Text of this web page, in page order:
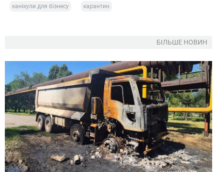
канікули для бізнесу карантин
БІЛЬШЕ НОВИН